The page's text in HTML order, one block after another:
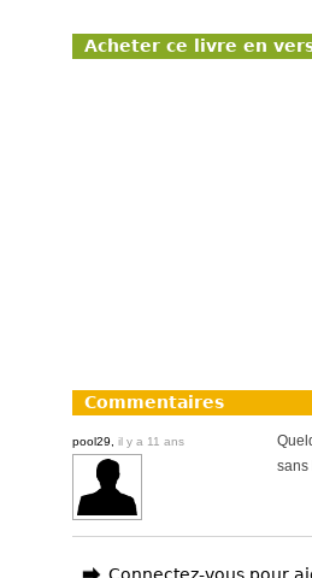
Acheter ce livre en
Commentaires
pool29, il y a 11 ans
sans
Connectez-vous pour